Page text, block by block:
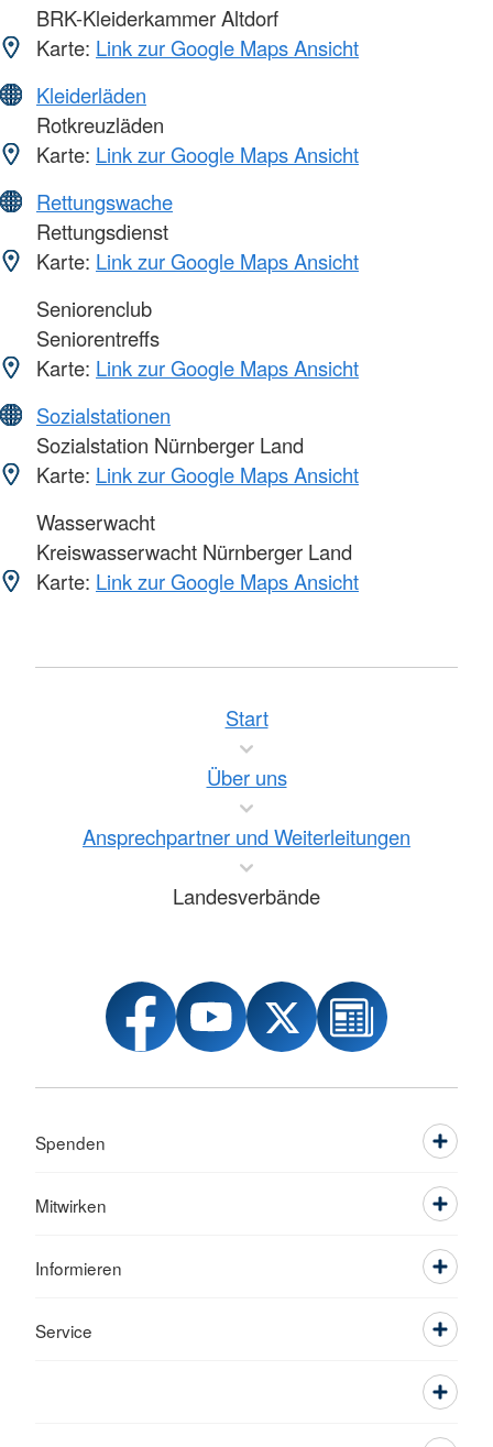
BRK-Kleiderkammer Altdorf
Karte: Link zur Google Maps Ansicht
Kleiderläden
Rotkreuzläden
Karte: Link zur Google Maps Ansicht
Rettungswache
Rettungsdienst
Karte: Link zur Google Maps Ansicht
Seniorenclub
Seniorentreffs
Karte: Link zur Google Maps Ansicht
Sozialstationen
Sozialstation Nürnberger Land
Karte: Link zur Google Maps Ansicht
Wasserwacht
Kreiswasserwacht Nürnberger Land
Karte: Link zur Google Maps Ansicht
Start
Über uns
Ansprechpartner und Weiterleitungen
Landesverbände
Spenden
Mitwirken
Informieren
Service